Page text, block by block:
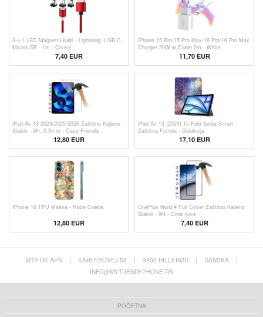
3-u-1 LED Magnetni Kabl - Lightning, USB-C,
MicroUSB - 1m - Crveni
7,40 EUR
iPhone 15 Pro/15 Pro Max/16 Pro/16 Pro Max
Charger 20W w.Cable 2m - White
11,70 EUR
iPad Air 13 2024/2025/2026 Zaštitno Kaljeno
Staklo - 9H, 0.3mm - Case Friendly -
12,80 EUR
iPad Air 13 (2024) Tri-Fold Serija Smart
Zaštitna Futrola - Galaksija
17,10 EUR
iPhone 16 TPU Maska - Roze Cveće
12,80 EUR
OnePlus Nord 4 Full Cover Zaštitno Kaljeno
Staklo - 9H - Crne Ivice
7,40 EUR
MTP DK APS | KARLEBOVEJ 59 | 3400 HILLERØD | DANSKA
|
INFO@MYTRENDYPHONE.RS
POČETNA